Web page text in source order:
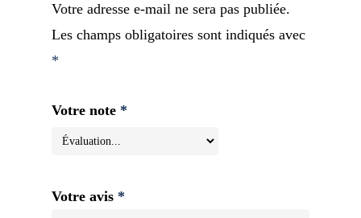
Votre adresse e-mail ne sera pas publiée.
Les champs obligatoires sont indiqués avec
*
Votre note *
Votre avis *